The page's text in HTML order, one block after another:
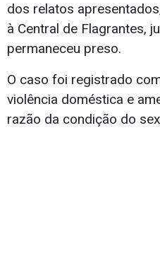
dos relatos
à Central de Flagrantes,
permaneceu preso.
O caso foi registrado
violência doméstica e
razão da condição do